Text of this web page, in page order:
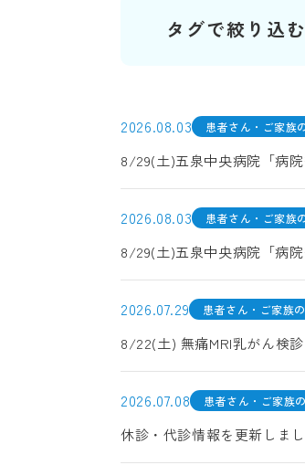
タグで絞り込む
2026.08.03 患者さん・ご家族
8/29(土)五泉中央病院「病
2026.08.03 患者さん・ご家族
8/29(土)五泉中央病院「病
2026.07.29 患者さん・ご家族
8/22(土) 無痛MRI乳がん検
2026.07.08 患者さん・ご家族
休診・代診情報を更新しまし